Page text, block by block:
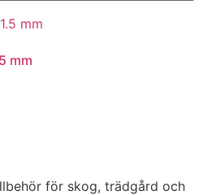
mm
för skog, trädgård och